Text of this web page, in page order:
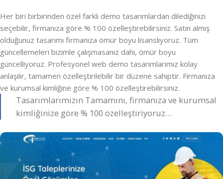
Her biri birbirinden özel farklı demo tasarımlardan dilediğinizi
seçebilir, firmanıza göre % 100 özelleştirebilirsiniz. Satın almış
olduğunuz tasarımı firmanıza ömür boyu lisanslıyoruz. Tüm
güncellemeleri bizimle çalışmasanız dahi, ömür boyu
güncelliyoruz. Profesyonel web demo tasarımlarımız kolay
anlaşılır, tamamen özelleştirilebilir bir düzene sahiptir. Firmanıza
ve kurumsal kimliğine göre % 100 özelleştirebilirsiniz.
Tasarımlarımızın Tamamını, firmanıza ve kurumsal
kimliğinize göre % 100 özelleştiriyoruz…